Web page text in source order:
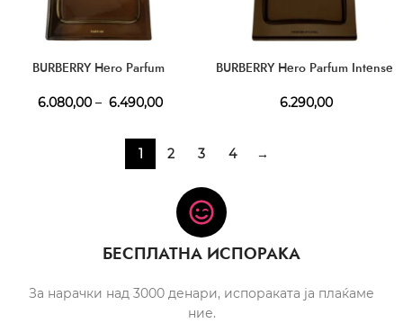
BURBERRY Hero Parfum
6.080,00 – 6.490,00
BURBERRY Hero Parfum Intense
6.290,00
1 2 3 4 →
БЕСПЛАТНА ИСПОРАКА
За нарачки над 3000 денари, испораката ја плаќаме
ние.